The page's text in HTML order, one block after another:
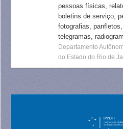
pessoas físicas,
boletins de serviço,
fotografias,
telegramas,
Departamento
do Estado do Rio de